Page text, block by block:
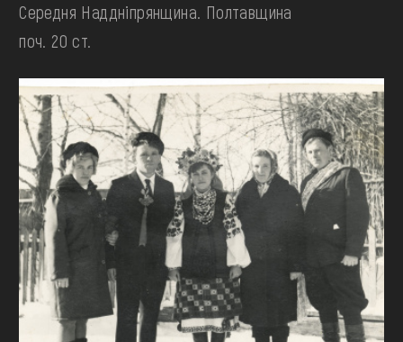
Середня Наддніпрянщина. Полтавщина
поч. 20 ст.